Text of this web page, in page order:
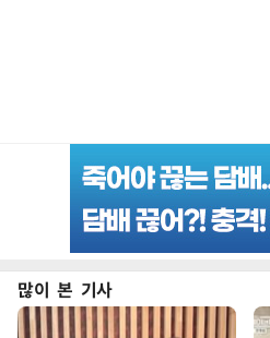
많이 본 기사